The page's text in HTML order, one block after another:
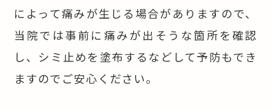
によって痛みが生じる場合がありますので、
当院では事前に痛みが出そうな箇所を確認
し、シミ止めを塗布するなどして予防もでき
ますのでご安心ください。